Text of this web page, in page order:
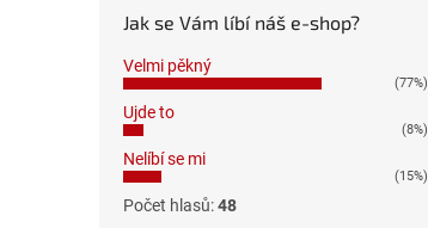
Jak se Vám líbí náš e-shop?
Velmi pěkný
(77%)
Ujde to
(8%)
Nelíbí se mi
(15%)
Počet hlasů:48